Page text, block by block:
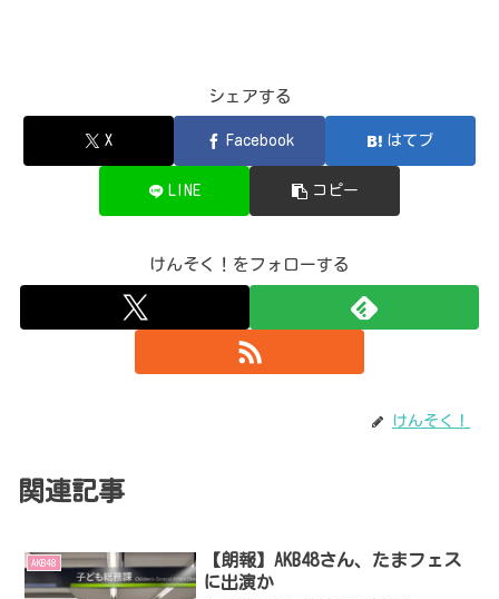
シェアする
X Facebook はてブ
LINE コピー
けんそく！をフォローする
けんそく！
関連記事
AKB48
【朗報】AKB48さん、たまフェス
に出演か